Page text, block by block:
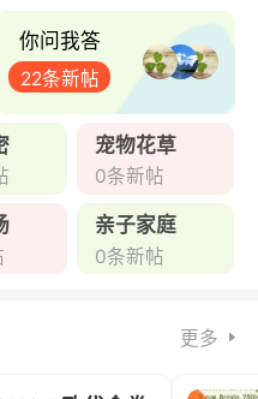
你问我答
22条新帖
宠物花草
0条新帖
亲子家庭
0条新帖
更多